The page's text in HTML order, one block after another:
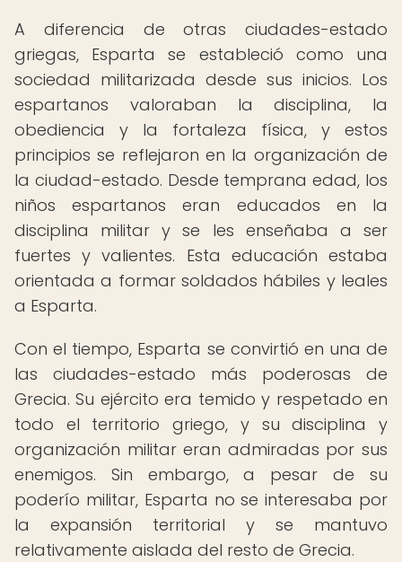
A diferencia de otras ciudades-estado
griegas, Esparta se estableció como una
sociedad militarizada desde sus inicios. Los
espartanos valoraban la disciplina, la
obediencia y la fortaleza física, y estos
principios se reflejaron en la organización de
la ciudad-estado. Desde temprana edad, los
niños espartanos eran educados en la
disciplina militar y se les enseñaba a ser
fuertes y valientes. Esta educación estaba
orientada a formar soldados hábiles y leales
a Esparta.
Con el tiempo, Esparta se convirtió en una de
las ciudades-estado más poderosas de
Grecia. Su ejército era temido y respetado en
todo el territorio griego, y su disciplina y
organización militar eran admiradas por sus
enemigos. Sin embargo, a pesar de su
poderío militar, Esparta no se interesaba por
la expansión territorial y se mantuvo
relativamente aislada del resto de Grecia.